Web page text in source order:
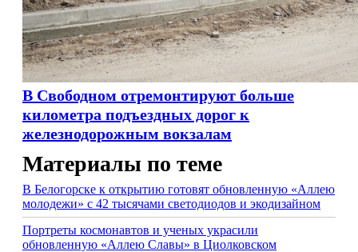
В Свободном отремонтируют больше
километра подъездных дорог к
железнодорожным вокзалам
Материалы по теме
В Белогорске к открытию готовят обновленную «Аллею
молодежи» с 42 тысячами светодиодов и экодизайном
Портреты космонавтов и ученых украсили
обновленную «Аллею Славы» в Циолковском